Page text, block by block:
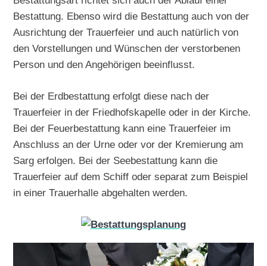
Bestattung. Ebenso wird die Bestattung auch von der
Ausrichtung der Trauerfeier und auch natürlich von
den Vorstellungen und Wünschen der verstorbenen
Person und den Angehörigen beeinflusst.
Bei der Erdbestattung erfolgt diese nach der
Trauerfeier in der Friedhofskapelle oder in der Kirche.
Bei der Feuerbestattung kann eine Trauerfeier im
Anschluss an der Urne oder vor der Kremierung am
Sarg erfolgen. Bei der Seebestattung kann die
Trauerfeier auf dem Schiff oder separat zum Beispiel
in einer Trauerhalle abgehalten werden.